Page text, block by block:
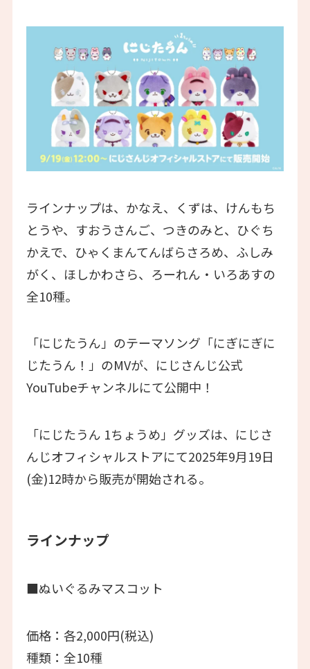
ラインナップは、かなえ、くずは、けんもち
とうや、すおうさんご、つきのみと、ひぐち
かえで、ひゃくまんてんばらさろめ、ふしみ
がく、ほしかわさら、ろーれん・いろあすの
全10種。
「にじたうん」のテーマソング「にぎにぎに
じたうん！」のMVが、にじさんじ公式
YouTubeチャンネルにて公開中！
「にじたうん 1ちょうめ」グッズは、にじさ
んじオフィシャルストアにて2025年9月19日
(金)12時から販売が開始される。
ラインナップ
■ぬいぐるみマスコット
価格：各2,000円(税込)
種類：全10種